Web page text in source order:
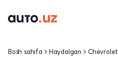
Bosh sahifa Haydalgan Chevrolet